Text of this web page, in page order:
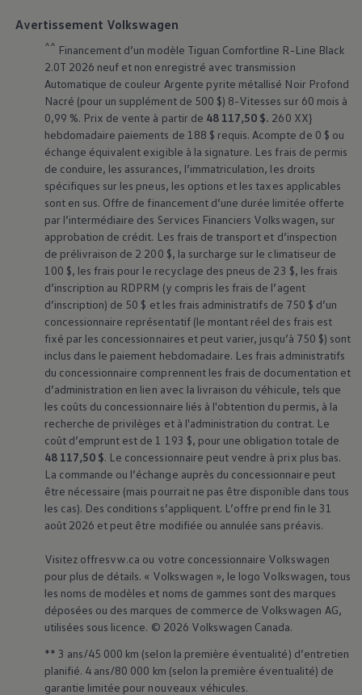
Avertissement Volkswagen
^^ Financement d’un modèle Tiguan Comfortline R-Line Black
2.0T 2026 neuf et non enregistré avec transmission
Automatique de couleur Argente pyrite métallisé Noir Profond
Nacré (pour un supplément de 500 $) 8-Vitesses sur 60 mois à
0,99 %. Prix de vente à partir de 48 117,50 $. 260 XX}
hebdomadaire paiements de 188 $ requis. Acompte de 0 $ ou
échange équivalent exigible à la signature. Les frais de permis
de conduire, les assurances, l’immatriculation, les droits
spécifiques sur les pneus, les options et les taxes applicables
sont en sus. Offre de financement d’une durée limitée offerte
par l’intermédiaire des Services Financiers Volkswagen, sur
approbation de crédit. Les frais de transport et d’inspection
de prélivraison de 2 200 $, la surcharge sur le climatiseur de
100 $, les frais pour le recyclage des pneus de 23 $, les frais
d’inscription au RDPRM (y compris les frais de l’agent
d’inscription) de 50 $ et les frais administratifs de 750 $ d’un
concessionnaire représentatif (le montant réel des frais est
fixé par les concessionnaires et peut varier, jusqu’à 750 $) sont
inclus dans le paiement hebdomadaire. Les frais administratifs
du concessionnaire comprennent les frais de documentation et
d’administration en lien avec la livraison du véhicule, tels que
les coûts du concessionnaire liés à l'obtention du permis, à la
recherche de privilèges et à l'administration du contrat. Le
coût d’emprunt est de 1 193 $, pour une obligation totale de
48 117,50 $. Le concessionnaire peut vendre à prix plus bas.
La commande ou l’échange auprès du concessionnaire peut
être nécessaire (mais pourrait ne pas être disponible dans tous
les cas). Des conditions s’appliquent. L’offre prend fin le 31
août 2026 et peut être modifiée ou annulée sans préavis.
Visitez offresvw.ca ou votre concessionnaire Volkswagen
pour plus de détails. « Volkswagen », le logo Volkswagen, tous
les noms de modèles et noms de gammes sont des marques
déposées ou des marques de commerce de Volkswagen AG,
utilisées sous licence. © 2026 Volkswagen Canada.
** 3 ans/45 000 km (selon la première éventualité) d’entretien
planifié. 4 ans/80 000 km (selon la première éventualité) de
garantie limitée pour nouveaux véhicules.